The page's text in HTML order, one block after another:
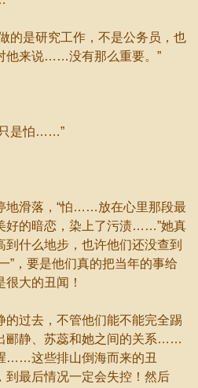
是研究工作，不是公务员，也
他来说……没有那么重要。”
是怕……”
滑落，“怕……放在心里那段最
好的暗恋，染上了污渍……”她真
什么地步，也许他们还没查到
”，要是他们真的把当年的事给
大的丑闻！
过去，不管他们能不能完全踢
郦静、苏蕊和她之间的关系……
……这些排山倒海而来的丑
最后情况一定会失控！然后